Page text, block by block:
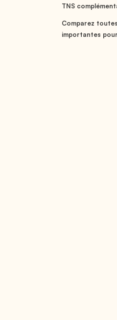
TNS
Comparez
importantes